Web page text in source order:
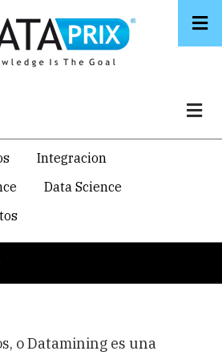
Integracion
Data Science
o Datamining es una